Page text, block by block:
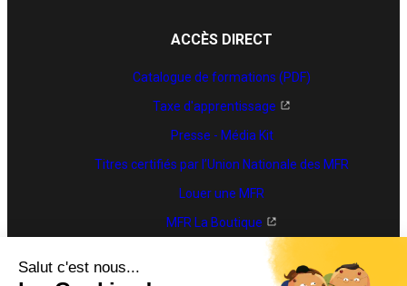
ACCÈS DIRECT
Catalogue de formations (PDF)
Taxe d'apprentissage
Presse - Média Kit
Titres certifiés par l’Union Nationale des MFR
Louer une MFR
MFR La Boutique
Trouver une formation